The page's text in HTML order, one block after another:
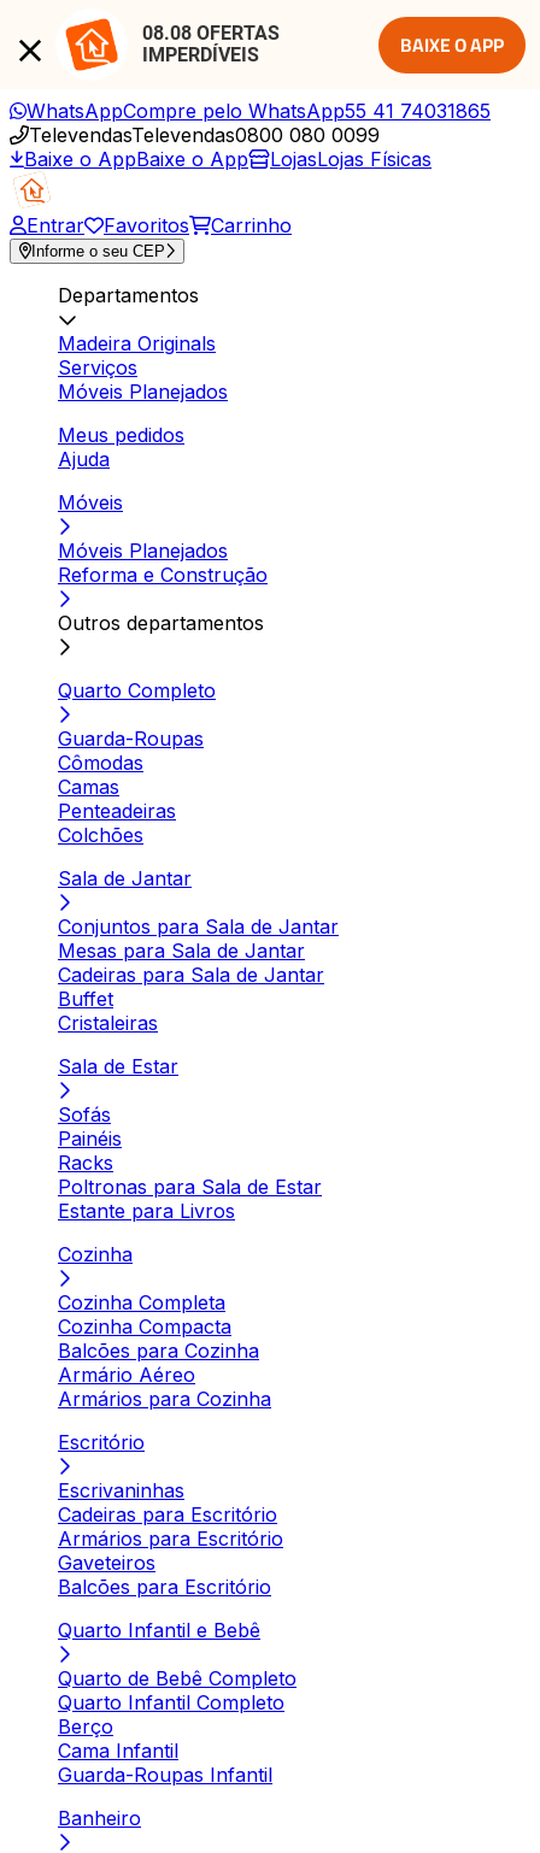
08.08 OFERTAS
IMPERDÍVEIS
BAIXE O APP
WhatsAppCompre pelo WhatsApp55 41 74031865
TelevendasTelevendas0800 080 0099
Baixe o AppBaixe o App LojasLojas Físicas
Entrar Favoritos Carrinho
Informe o seu CEP
Departamentos
Madeira Originals
Serviços
Móveis Planejados
Meus pedidos
Ajuda
Móveis
Móveis Planejados
Reforma e Construção
Outros departamentos
Quarto Completo
Guarda-Roupas
Cômodas
Camas
Penteadeiras
Colchões
Sala de Jantar
Conjuntos para Sala de Jantar
Mesas para Sala de Jantar
Cadeiras para Sala de Jantar
Buffet
Cristaleiras
Sala de Estar
Sofás
Painéis
Racks
Poltronas para Sala de Estar
Estante para Livros
Cozinha
Cozinha Completa
Cozinha Compacta
Balcões para Cozinha
Armário Aéreo
Armários para Cozinha
Escritório
Escrivaninhas
Cadeiras para Escritório
Armários para Escritório
Gaveteiros
Balcões para Escritório
Quarto Infantil e Bebê
Quarto de Bebê Completo
Quarto Infantil Completo
Berço
Cama Infantil
Guarda-Roupas Infantil
Banheiro